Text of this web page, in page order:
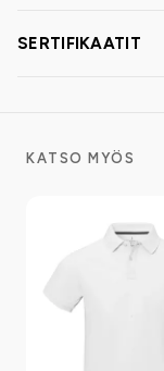
SERTIFIKAATIT
KATSO MYÖS